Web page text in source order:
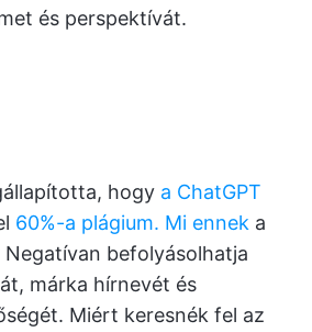
és perspektívát.
hogy a ChatGPT
60%-a plágium. Mi ennek a
befolyásolhatja
márka hírnevét és
Miért keresnék fel az